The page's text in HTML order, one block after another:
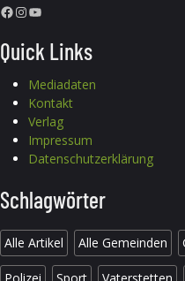
Facebook InstagramYouTube
Quick Links
Mediadaten
Kontakt
Verlag
Impressum
Datenschutzerklärung
Schlagwörter
Alle Artikel Alle Gemeinden